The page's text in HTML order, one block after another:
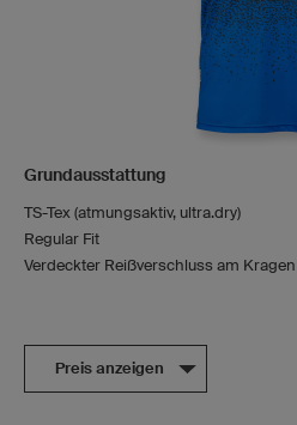
Grundausstattung
TS-Tex (atmungsaktiv, ultra.dry)
Regular Fit
Verdeckter Reißverschluss am Kragen
Preis anzeigen